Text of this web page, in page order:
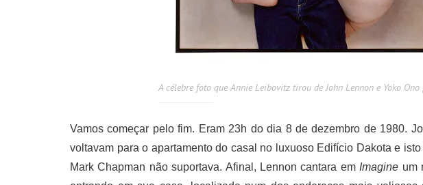
A célebre foto que Annie Leibovitz tirou de John Lennon e Yoko
Vamos começar pelo fim. Eram 23h do dia 8 de dezembro de 1980.
voltavam para o apartamento do casal no luxuoso Edifício Dakota e
Mark Chapman não suportava. Afinal, Lennon cantara em Imagine um